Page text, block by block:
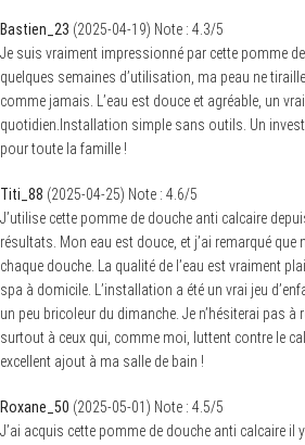
Bastien_23 (2025-04-19) Note : 4.3/5
Je suis vraiment impressionné par cette pomme
quelques semaines d’utilisation, ma peau ne
comme jamais. L’eau est douce et agréable, un
quotidien.Installation simple sans outils. Un
pour toute la famille !
Titi_88 (2025-04-25) Note : 4.6/5
J’utilise cette pomme de douche anti calcaire
résultats. Mon eau est douce, et j’ai remarqué que
chaque douche. La qualité de l’eau est vraiment
spa à domicile. L’installation a été un vrai jeu
un peu bricoleur du dimanche. Je n’hésiterai pas à
surtout à ceux qui, comme moi, luttent contre le
excellent ajout à ma salle de bain !
Roxane_50 (2025-05-01) Note : 4.5/5
J’ai acquis cette pomme de douche anti calcaire il